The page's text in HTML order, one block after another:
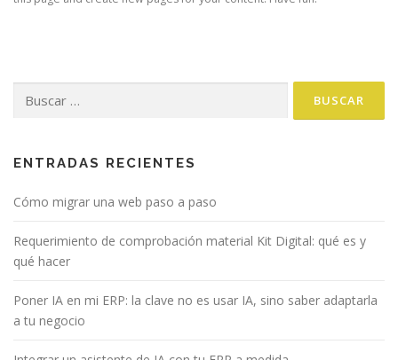
ENTRADAS RECIENTES
Cómo migrar una web paso a paso
Requerimiento de comprobación material Kit Digital: qué es y
qué hacer
Poner IA en mi ERP: la clave no es usar IA, sino saber adaptarla
a tu negocio